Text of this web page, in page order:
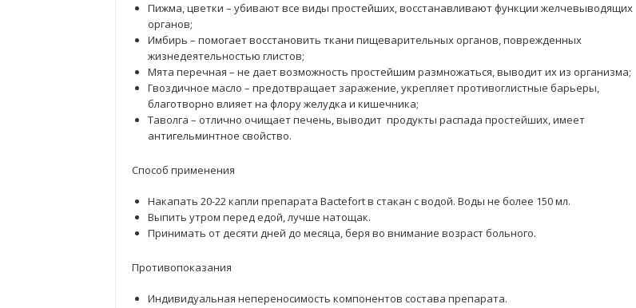
Пижма, цветки – убивают все виды простейших, восстанавливают функции желчевыводящих
органов;
Имбирь – помогает восстановить ткани пищеварительных органов, поврежденных
жизнедеятельностью глистов;
Мята перечная – не дает возможность простейшим размножаться, выводит их из организма;
Гвоздичное масло – предотвращает заражение, укрепляет противоглистные барьеры,
благотворно влияет на флору желудка и кишечника;
Таволга – отлично очищает печень, выводит продукты распада простейших, имеет
антигельминтное свойство.
Способ применения
Накапать 20-22 капли препарата Bactefort в стакан с водой. Воды не более 150 мл.
Выпить утром перед едой, лучше натощак.
Принимать от десяти дней до месяца, беря во внимание возраст больного.
Противопоказания
Индивидуальная непереносимость компонентов состава препарата.